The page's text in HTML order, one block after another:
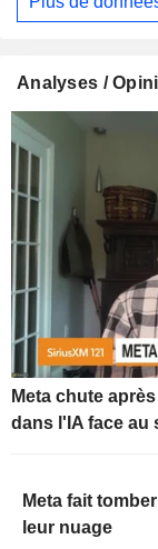
Analyses /
Meta chute
dans l'IA face au
Meta fait
leur nuage